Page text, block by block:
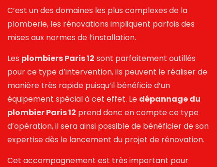
C’est un des domaines les plus complexes de la
plomberie, les rénovations impliquent parfois des
mises aux normes de l’installation.
Les plombiers Paris 12 sont parfaitement outillés
pour ce type d’intervention, ils peuvent le réaliser de
manière très rapide puisqu’il bénéficie d’un
équipement spécial à cet effet. Le dépannage du
plombier Paris 12 prend donc en compte ce type
d’opération, il sera ainsi possible de bénéficier de son
expertise dès le lancement du projet de rénovation.
Cet accompagnement est très important pour